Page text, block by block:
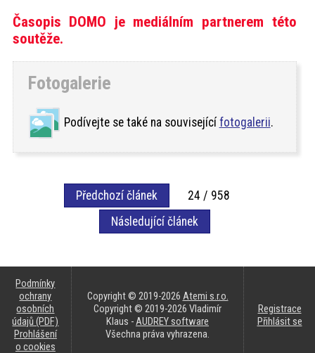
Časopis DOMO je mediálním partnerem této
soutěže.
Fotogalerie
Podívejte se také na souvisejícífotogalerii.
Předchozí článek
24 / 958
Následující článek
Podmínky
ochrany
osobních
údajů (PDF)
Prohlášení
o cookies
Copyright © 2019-2026 Atemi s.r.o.
Copyright © 2019-2026 Vladimír
Klaus -AUDREY software
Všechna práva vyhrazena.
Registrace
Přihlásit se